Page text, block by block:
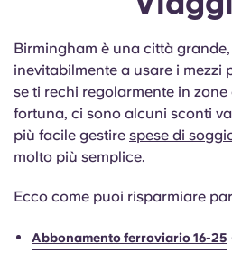
Birmingham è una città
inevitabilmente a usare i
se ti rechi regolarmente in
fortuna, ci sono alcuni sconti
più facile gestire spese di
molto più semplice.
Ecco come puoi risparmiare
Abbonamento ferroviario 16-25